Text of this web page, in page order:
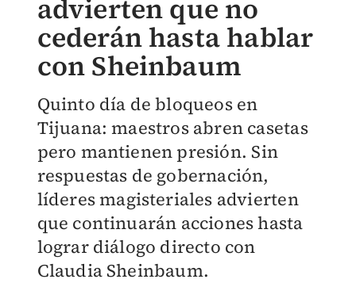
advierten que no
cederán hasta hablar
con Sheinbaum
Quinto día de bloqueos en
Tijuana: maestros abren casetas
pero mantienen presión. Sin
respuestas de gobernación,
líderes magisteriales advierten
que continuarán acciones hasta
lograr diálogo directo con
Claudia Sheinbaum.